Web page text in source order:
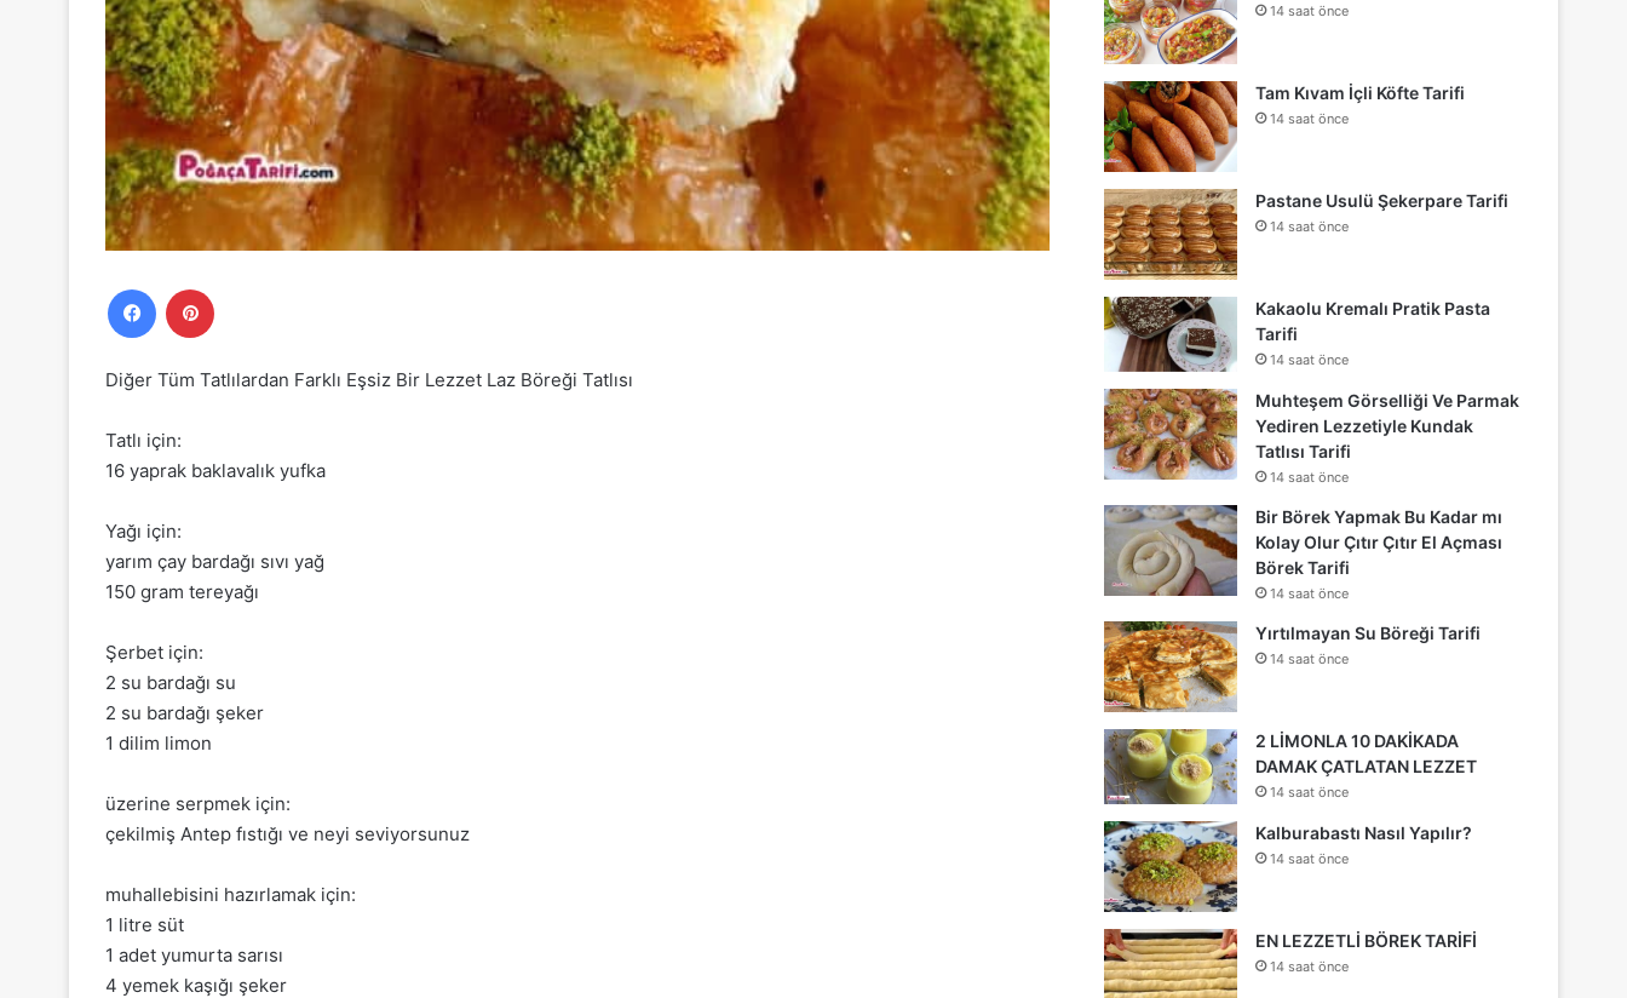
Facebook
Diğer Tüm Tatlılardan Farklı Eşsiz Bir Lezzet Laz Böreği Tatlısı
Tatlı için:
16 yaprak baklavalık yufka
Yağı için:
yarım çay bardağı sıvı yağ
150 gram tereyağı
Şerbet için:
2 su bardağı su
2 su bardağı şeker
1 dilim limon
üzerine serpmek için:
çekilmiş Antep fıstığı ve neyi seviyorsunuz
muhallebisini hazırlamak için:
1 litre süt
1 adet yumurta sarısı
4 yemek kaşığı şeker
14 saat önce
Tam Kıvam İçli Köfte Tarifi
14 saat önce
Pastane Usulü Şekerpare Tarifi
14 saat önce
Kakaolu Kremalı Pratik Pasta
Tarifi
14 saat önce
Muhteşem Görselliği Ve Parmak
Yediren Lezzetiyle Kundak
Tatlısı Tarifi
14 saat önce
Bir Börek Yapmak Bu Kadar mı
Kolay Olur Çıtır Çıtır El Açması
Börek Tarifi
14 saat önce
Yırtılmayan Su Böreği Tarifi
14 saat önce
2 LİMONLA 10 DAKİKADA
DAMAK ÇATLATAN LEZZET
14 saat önce
Kalburabastı Nasıl Yapılır?
14 saat önce
EN LEZZETLİ BÖREK TARİFİ
14 saat önce